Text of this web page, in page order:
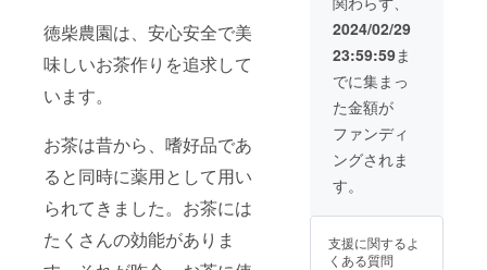
徳柴農園は、安心安全で美
味しいお茶作りを追求して
います。
お茶は昔から、嗜好品であ
ると同時に薬用として用い
られてきました。お茶には
たくさんの効能がありま
原料
80g/内
2025年
4月/賞
味期
限 袋
の封を
して、
冷暗所
法 福
岡県八
女市黒
限 袋
の封を
して、
冷暗所
にて/保
存方
法 福
岡県大
刀洗町/
原産地
ル/名
称 よ
もぎ、
F(有効
期限10
年間)の
割引
コード
付
き！！
割引
コード
は返礼
送に
届けい
たしま
の販売
サイト
で何回
でも使
える
50％OF
F(有効
期限10
年間)の
割引
き！！
カー
ド、割
ナー券
（契約
書）を
送りま
す。 私
たちの
活動が
続く限
りこの
場所で
送りま
体の目
安は５
2024/02/29
23:59:59ま
でに集まっ
た金額が
ファンディ
ングされま
す。
支援に関するよ
くある質問